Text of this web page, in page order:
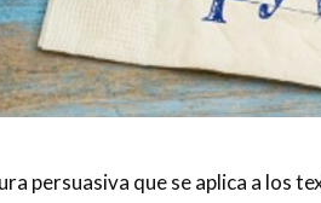
persuasiva que se aplica a los